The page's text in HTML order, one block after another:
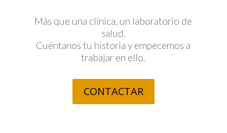
Más que una clínica, un laboratorio de
salud.
Cuéntanos tu historia y empecemos a
trabajar en ello.
CONTACTAR